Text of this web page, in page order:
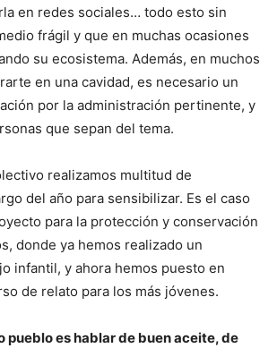
en redes sociales… todo esto sin
frágil y que en muchas ocasiones
su ecosistema. Además, en muchos
en una cavidad, es necesario un
por la administración pertinente, y
que sepan del tema.
realizamos multitud de
del año para sensibilizar. Es el caso
para la protección y conservación
donde ya hemos realizado un
infantil, y ahora hemos puesto en
de relato para los más jóvenes.
pueblo es hablar de buen aceite, de